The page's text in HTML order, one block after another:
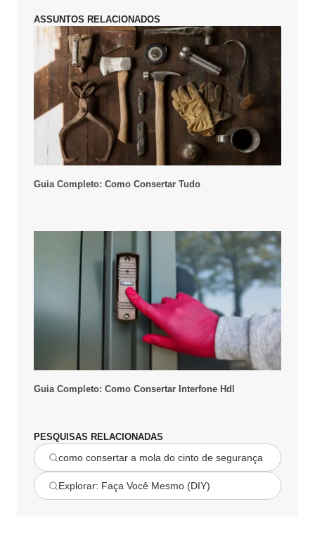
ASSUNTOS RELACIONADOS
Guia Completo: Como Consertar Tudo
Guia Completo: Como Consertar Interfone Hdl
PESQUISAS RELACIONADAS
como consertar a mola do cinto de segurança
Explorar: Faça Você Mesmo (DIY)